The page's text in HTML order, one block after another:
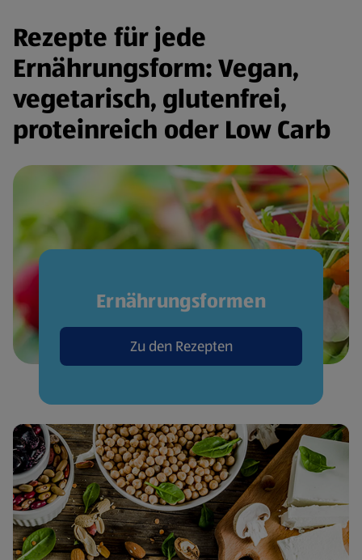
Rezepte für jede
Ernährungsform: Vegan,
vegetarisch, glutenfrei,
proteinreich oder Low Carb
Ernährungsformen
Zu den Rezepten